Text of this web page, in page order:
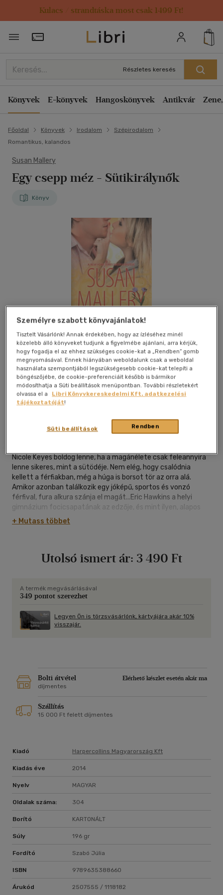
Kulacs / strandtáska most csak 1499 Ft!
Törzsvásárlói Kártya adatai
Részletes keresés
Könyvek E-könyvek Hangoskönyvek Antikvár
Főoldal Könyvek Irodalom
Szépirodalom
Romantikus, kalandos
Susan Mallery
Egy csepp méz - Sütikirálynők
Könyv
Kívánságlistához adom Megosztom
Harpercollins Magyarország Kft 2014|magyar nyelvű
Nicole Keyes boldog lenne, ha a magánélete csak feleannyira
lenne sikeres, mint a sütödéje. Nem elég, hogy csalódnia
kellett a férfiakban, még a húga is borsot tör az orra alá.
Amikor azonban találkozik egy jóképű, sportos és vonzó
férfival, fura alkura szánja el magát...Eric Hawkins a helyi
gimnázium focicsapatának az edzője, és mint ilyen, alapos
ismerője a kamaszok lelkivilágának. De ahogy az egyik
játékosa találóan megjegyzi, a női lélekről fogalma sincs.
+ Mutass többet
Utolsó ismert ár: 3 490 Ft
A termék megvásárlásával
349 pontot szerezhet
Legyen Ön is törzsvásárlónk, kártyájára akár 10%
visszajár.
Bolti átvétel
Elérhető készlet esetén akár ma
díjmentes
Szállítás
15 000 Ft felett díjmentes
Kiadó Harpercollins Magyarország Kft
Kiadás éve 2014
Nyelv MAGYAR
Oldalak száma: 304
Borító KARTONÁLT
Súly 196 gr
Fordító Szabó Júlia
ISBN 9789635388660
Árukód 2507555 / 1118182
Személyre szabott könyvajánlatok!
Tisztelt Vásárlónk! Annak érdekében, hogy az ízléséhez minél
közelebb álló könyveket tudjunk a figyelmébe ajánlani, arra kérjük,
hogy fogadja el az ehhez szükséges cookie-kat a „Rendben” gomb
megnyomásával. Ennek hiányában weboldalunk csak a weboldal
használata szempontjából legszükségesebb cookie-kat telepíti a
böngészőjébe, de cookie-preferenciáit később is bármikor
módosíthatja a Süti beállítások menüpontban. További részletekért
olvassa el a
Libri Könyvkereskedelmi Kft. adatkezelési
tájékoztatóját!
Rendben
Süti beállítások